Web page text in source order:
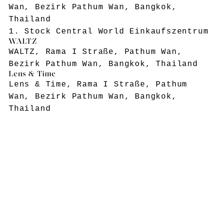
Wan, Bezirk Pathum Wan, Bangkok,
Thailand
1. Stock Central World Einkaufszentrum
WALTZ
WALTZ, Rama I Straße, Pathum Wan,
Bezirk Pathum Wan, Bangkok, Thailand
Lens & Time
Lens & Time, Rama I Straße, Pathum
Wan, Bezirk Pathum Wan, Bangkok,
Thailand